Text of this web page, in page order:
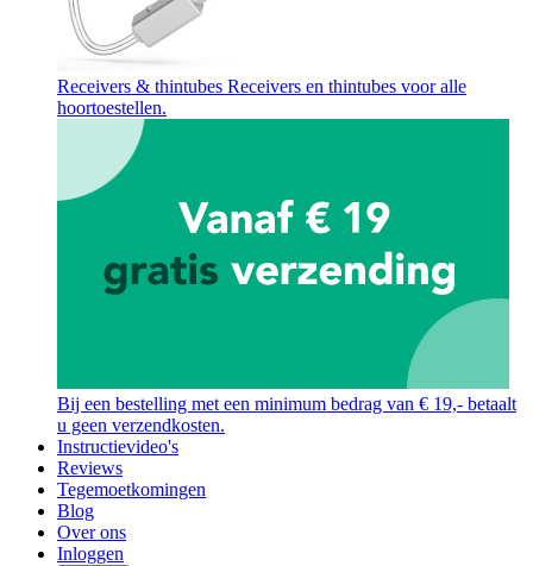
Receivers & thintubes Receivers en thintubes voor alle
hoortoestellen.
Bij een bestelling met een minimum bedrag van € 19,- betaalt
u geen verzendkosten.
Instructievideo's
Reviews
Tegemoetkomingen
Blog
Over ons
Inloggen